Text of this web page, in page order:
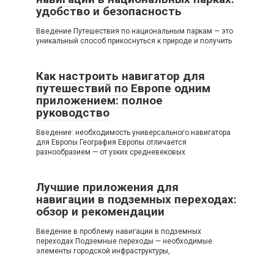
удобство и безопасность
Введение Путешествия по национальным паркам — это
уникальный способ прикоснуться к природе и получить
Как настроить навигатор для
путешествий по Европе одним
приложением: полное
руководство
Введение: необходимость универсального навигатора
для Европы География Европы отличается
разнообразием — от узких средневековых
Лучшие приложения для
навигации в подземных переходах:
обзор и рекомендации
Введение в проблему навигации в подземных
переходах Подземные переходы — необходимые
элементы городской инфраструктуры,